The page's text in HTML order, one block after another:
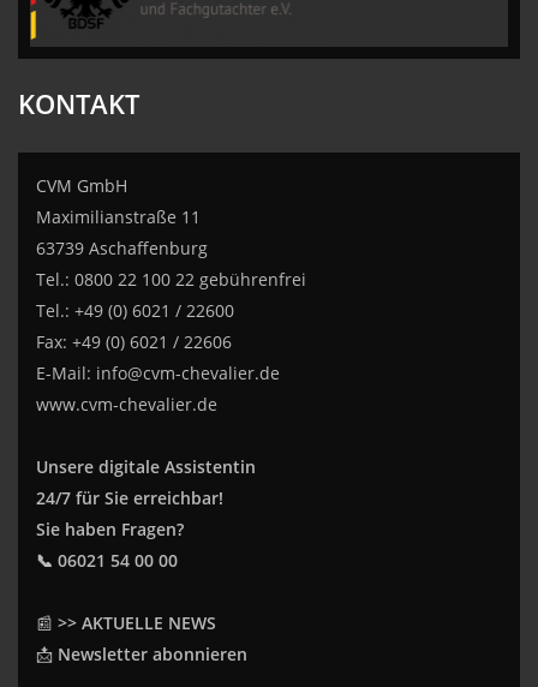
KONTAKT
CVM GmbH
Maximilianstraße 11
63739 Aschaffenburg
Tel.: 0800 22 100 22 gebührenfrei
Tel.: +49 (0) 6021 / 22600
Fax: +49 (0) 6021 / 22606
E-Mail: info@cvm-chevalier.de
www.cvm-chevalier.de
Unsere digitale Assistentin
24/7 für Sie erreichbar!
Sie haben Fragen?
📞 06021 54 00 00
📰 >> AKTUELLE NEWS
📩 Newsletter abonnieren